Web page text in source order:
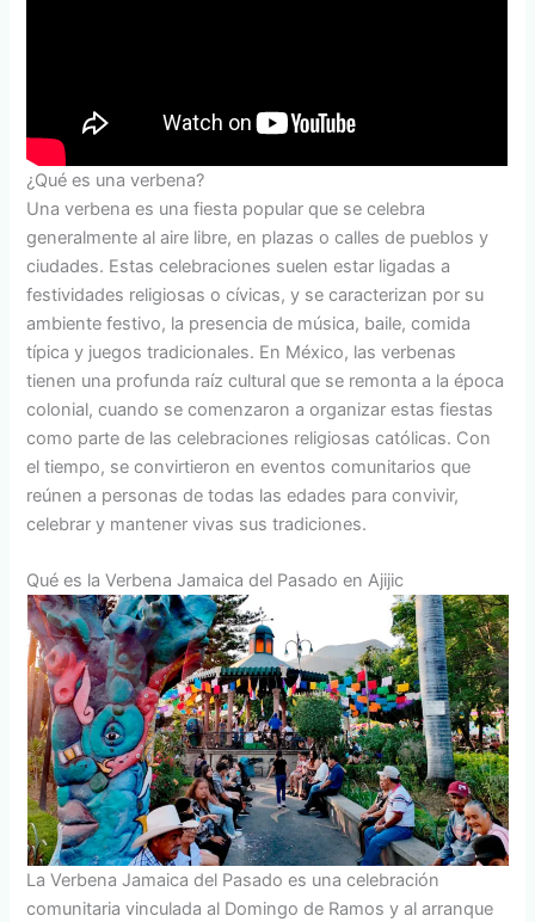
¿Qué es una verbena?
Una verbena es una fiesta popular que se celebra
generalmente al aire libre, en plazas o calles de pueblos y
ciudades. Estas celebraciones suelen estar ligadas a
festividades religiosas o cívicas, y se caracterizan por su
ambiente festivo, la presencia de música, baile, comida
típica y juegos tradicionales. En México, las verbenas
tienen una profunda raíz cultural que se remonta a la época
colonial, cuando se comenzaron a organizar estas fiestas
como parte de las celebraciones religiosas católicas. Con
el tiempo, se convirtieron en eventos comunitarios que
reúnen a personas de todas las edades para convivir,
celebrar y mantener vivas sus tradiciones.
Qué es la Verbena Jamaica del Pasado en Ajijic
La Verbena Jamaica del Pasado es una celebración
comunitaria vinculada al Domingo de Ramos y al arranque